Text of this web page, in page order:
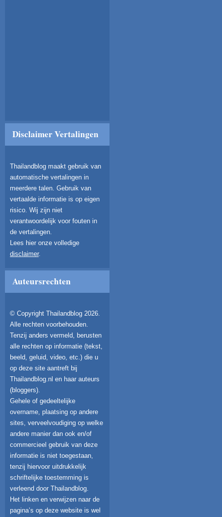
Disclaimer Vertalingen
Thailandblog maakt gebruik van
automatische vertalingen in
meerdere talen. Gebruik van
vertaalde informatie is op eigen
risico. Wij zijn niet
verantwoordelijk voor fouten in
de vertalingen.
Lees hier onze volledige
disclaimer.
Auteursrechten
© Copyright Thailandblog 2026.
Alle rechten voorbehouden.
Tenzij anders vermeld, berusten
alle rechten op informatie (tekst,
beeld, geluid, video, etc.) die u
op deze site aantreft bij
Thailandblog.nl en haar auteurs
(bloggers).
Gehele of gedeeltelijke
overname, plaatsing op andere
sites, verveelvoudiging op welke
andere manier dan ook en/of
commercieel gebruik van deze
informatie is niet toegestaan,
tenzij hiervoor uitdrukkelijk
schriftelijke toestemming is
verleend door Thailandblog.
Het linken en verwijzen naar de
pagina’s op deze website is wel